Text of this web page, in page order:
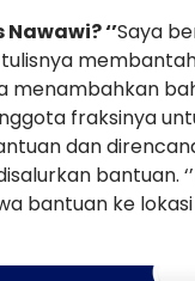
‘’Saya
tulisnya
menambahkan
fraksinya
dan
bantuan.
bantuan ke lokasi